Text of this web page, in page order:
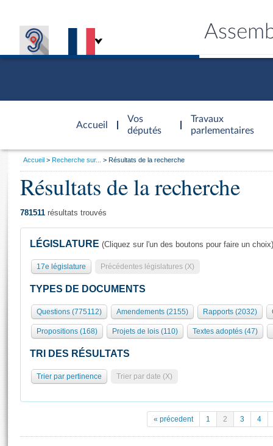
Accueil
d'accueil
Vos
députés
Travaux
parlementaires
Présidence
577 députés
Groupes politiques
Séance publique
Commissions et autres organes
Europe et International
Pétitions
Général
Rôle et pouvoirs de l'Assemblée
Organisation de l'Assemblée
Présidence Conférence des Présidents Bureau Collège des
Statistiques et chiffres clés
( Constitution | Règlement de l'Assemblée ... )
Visiter l'Assemblée
Visite virtuelle du palais Bourbon
Assister à une séance
Vous
Accueil Recherche sur... Résultats de la recherche
Résultats de la recherche
781511 résultats trouvés
LÉGISLATURE (Cliquez sur l'un des boutons pour faire un choix)
17e législature Précédentes législatures (X)
TYPES DE DOCUMENTS
Questions (775112) Amendements (2155) Rapports (2032)
Propositions (168) Projets de lois (110) Textes adoptés (47)
TRI DES RÉSULTATS
Trier par pertinence Trier par date (X)
« précedent 1 2 3 4